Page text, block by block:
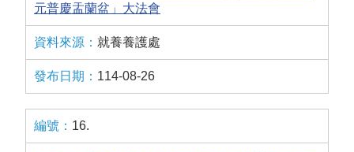
元普慶盂蘭盆」大法會
就養養護處
114-08-26
16.